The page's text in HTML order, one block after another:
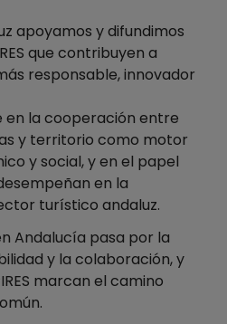
apoyamos y difundimos
que contribuyen a
responsable, innovador
la cooperación entre
y territorio como motor
y social, y en el papel
en la
turístico andaluz.
Andalucía pasa por la
y la colaboración, y
marcan el camino